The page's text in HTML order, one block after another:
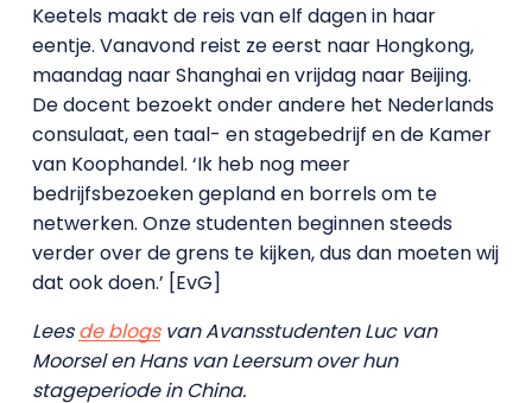
Keetels maakt de reis van elf dagen in haar
eentje. Vanavond reist ze eerst naar Hongkong,
maandag naar Shanghai en vrijdag naar Beijing.
De docent bezoekt onder andere het Nederlands
consulaat, een taal- en stagebedrijf en de Kamer
van Koophandel. ‘Ik heb nog meer
bedrijfsbezoeken gepland en borrels om te
netwerken. Onze studenten beginnen steeds
verder over de grens te kijken, dus dan moeten wij
dat ook doen.’ [EvG]
Leesde blogsvan Avansstudenten Luc van
Moorsel en Hans van Leersum over hun
stageperiode in China.